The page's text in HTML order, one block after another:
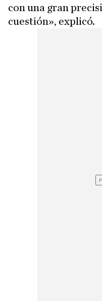
con una gran
cuestión», explicó.